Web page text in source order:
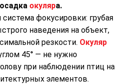
окуляра.
система фокусировки: грубая
наведения на объект,
резкости. Окуляр
45° — не нужно
при наблюдении птиц на
элементов.